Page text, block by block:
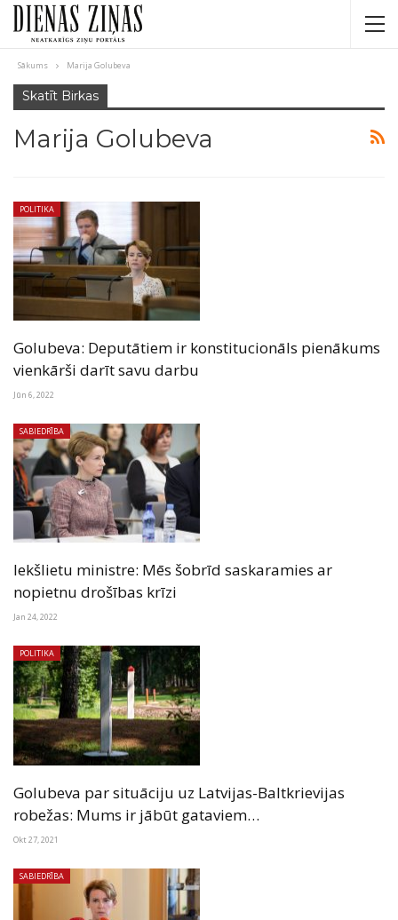
Sākums Marija Golubeva
Skatīt Birkas
Marija Golubeva
POLITIKA
Golubeva: Deputātiem ir konstitucionāls pienākums
vienkārši darīt savu darbu
Jūn 6, 2022
SABIEDRĪBA
Iekšlietu ministre: Mēs šobrīd saskaramies ar
nopietnu drošības krīzi
Jan 24, 2022
POLITIKA
Golubeva par situāciju uz Latvijas-Baltkrievijas
robežas: Mums ir jābūt gataviem…
Okt 27, 2021
SABIEDRĪBA